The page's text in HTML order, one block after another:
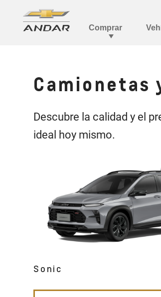
Camionetas
Descubre la calidad y el
ideal hoy mismo.
Sonic